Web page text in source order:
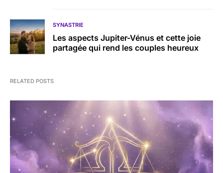
SYNASTRIE
Les aspects Jupiter-Vénus et cette joie
partagée qui rend les couples heureux
RELATED POSTS